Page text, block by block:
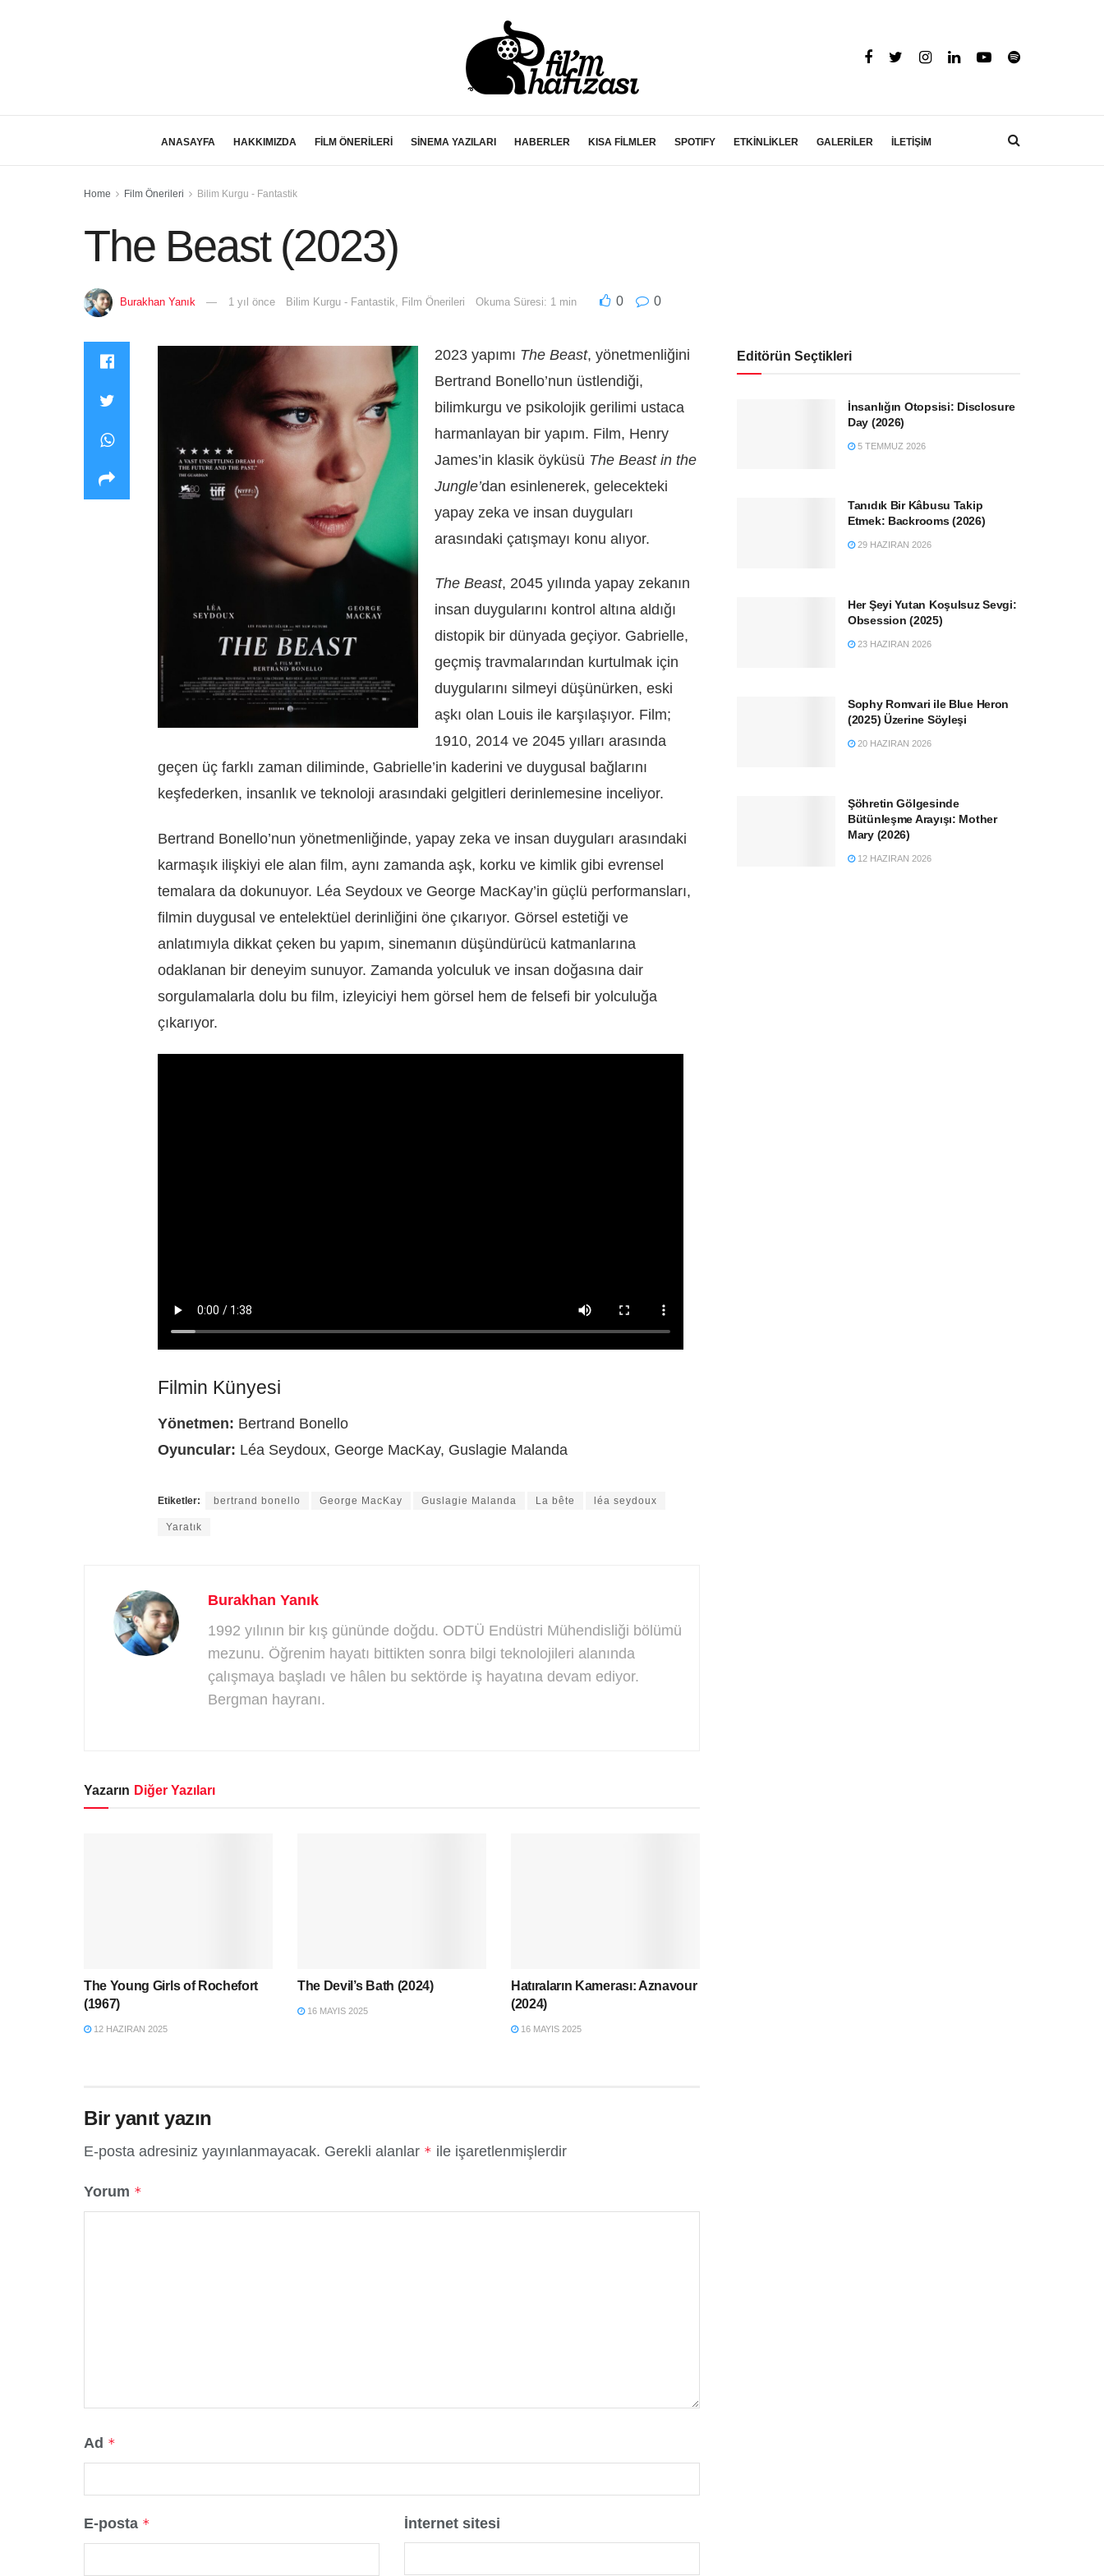
ANASAYFA HAKKIMIZDA FİLM ÖNERİLERİ SİNEMA YAZILARI HABERLER KISA FİLMLER SPOTIFY ETKİNLİKLER GALERİLER İLETİŞİM
Home Film Önerileri Bilim Kurgu - Fantastik
The Beast (2023)
Burakhan Yanık 1 yıl önce Bilim Kurgu - Fantastik Film Önerileri Okuma Süresi: 1 min 0 0
2023 yapımı The Beast, yönetmenliğini
Bertrand Bonello’nun üstlendiği,
bilimkurgu ve psikolojik gerilimi ustaca
harmanlayan bir yapım. Film, Henry
James’in klasik öyküsü The Beast in the
Jungle’dan esinlenerek, gelecekteki
yapay zeka ve insan duyguları
arasındaki çatışmayı konu alıyor.
The Beast, 2045 yılında yapay zekanın
insan duygularını kontrol altına aldığı
distopik bir dünyada geçiyor. Gabrielle,
geçmiş travmalarından kurtulmak için
duygularını silmeyi düşünürken, eski
aşkı olan Louis ile karşılaşıyor. Film;
1910, 2014 ve 2045 yılları arasında
geçen üç farklı zaman diliminde, Gabrielle’in kaderini ve duygusal bağlarını
keşfederken, insanlık ve teknoloji arasındaki gelgitleri derinlemesine inceliyor.
Bertrand Bonello’nun yönetmenliğinde, yapay zeka ve insan duyguları arasındaki
karmaşık ilişkiyi ele alan film, aynı zamanda aşk, korku ve kimlik gibi evrensel
temalara da dokunuyor. Léa Seydoux ve George MacKay’in güçlü performansları,
filmin duygusal ve entelektüel derinliğini öne çıkarıyor. Görsel estetiği ve
anlatımıyla dikkat çeken bu yapım, sinemanın düşündürücü katmanlarına
odaklanan bir deneyim sunuyor. Zamanda yolculuk ve insan doğasına dair
sorgulamalarla dolu bu film, izleyiciyi hem görsel hem de felsefi bir yolculuğa
çıkarıyor.
Filmin Künyesi
Yönetmen: Bertrand Bonello
Oyuncular: Léa Seydoux, George MacKay, Guslagie Malanda
Etiketler: bertrand bonello George MacKay Guslagie Malanda La bête léa seydoux
Yaratık
Burakhan Yanık
1992 yılının bir kış gününde doğdu. ODTÜ Endüstri Mühendisliği bölümü
mezunu. Öğrenim hayatı bittikten sonra bilgi teknolojileri alanında
çalışmaya başladı ve hâlen bu sektörde iş hayatına devam ediyor.
Bergman hayranı.
Yazarın Diğer Yazıları
The Young Girls of Rochefort
(1967)
12 HAZIRAN 2025
The Devil’s Bath (2024)
16 MAYIS 2025
Hatıraların Kamerası: Aznavour
(2024)
16 MAYIS 2025
Bir yanıt yazın
E-posta adresiniz yayınlanmayacak. Gerekli alanlar * ile işaretlenmişlerdir
Yorum *
Ad *
E-posta * İnternet sitesi
Editörün Seçtikleri
İnsanlığın Otopsisi: Disclosure
Day (2026)
5 TEMMUZ 2026
Tanıdık Bir Kâbusu Takip
Etmek: Backrooms (2026)
29 HAZIRAN 2026
Her Şeyi Yutan Koşulsuz Sevgi:
Obsession (2025)
23 HAZIRAN 2026
Sophy Romvari ile Blue Heron
(2025) Üzerine Söyleşi
20 HAZIRAN 2026
Şöhretin Gölgesinde
Bütünleşme Arayışı: Mother
Mary (2026)
12 HAZIRAN 2026